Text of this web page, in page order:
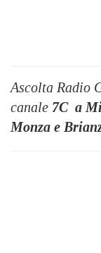
Ascolta Radio
canale 7C a
Monza e